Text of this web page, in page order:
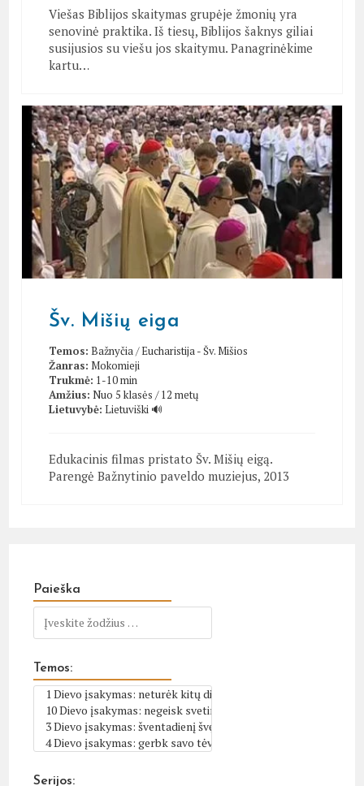
Viešas Biblijos skaitymas grupėje žmonių yra
senovinė praktika. Iš tiesų, Biblijos šaknys giliai
susijusios su viešu jos skaitymu. Panagrinėkime
kartu…
Šv. Mišių eiga
Temos: Bažnyčia /Eucharistija - Šv. Mišios
Žanras: Mokomieji
Trukmė: 1-10 min
Amžius: Nuo 5 klasės / 12 metų
Lietuvybė: Lietuviški 🔊
Edukacinis filmas pristato Šv. Mišių eigą.
Parengė Bažnytinio paveldo muziejus, 2013
Paieška
Temos:
Serijos: